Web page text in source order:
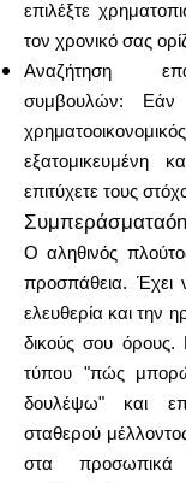
επιλέξτε
τον χρονικό σας
Αναζήτηση
συμβουλών: Εάν
εξατομικευμένη
επιτύχετε τους
Συμπεράσματαón
Ο αληθινός
προσπάθεια. Έχει
ελευθερία και την
δικούς σου όρους.
τύπου "πώς
δουλέψω" και
σταθερού
στα προσωπικά